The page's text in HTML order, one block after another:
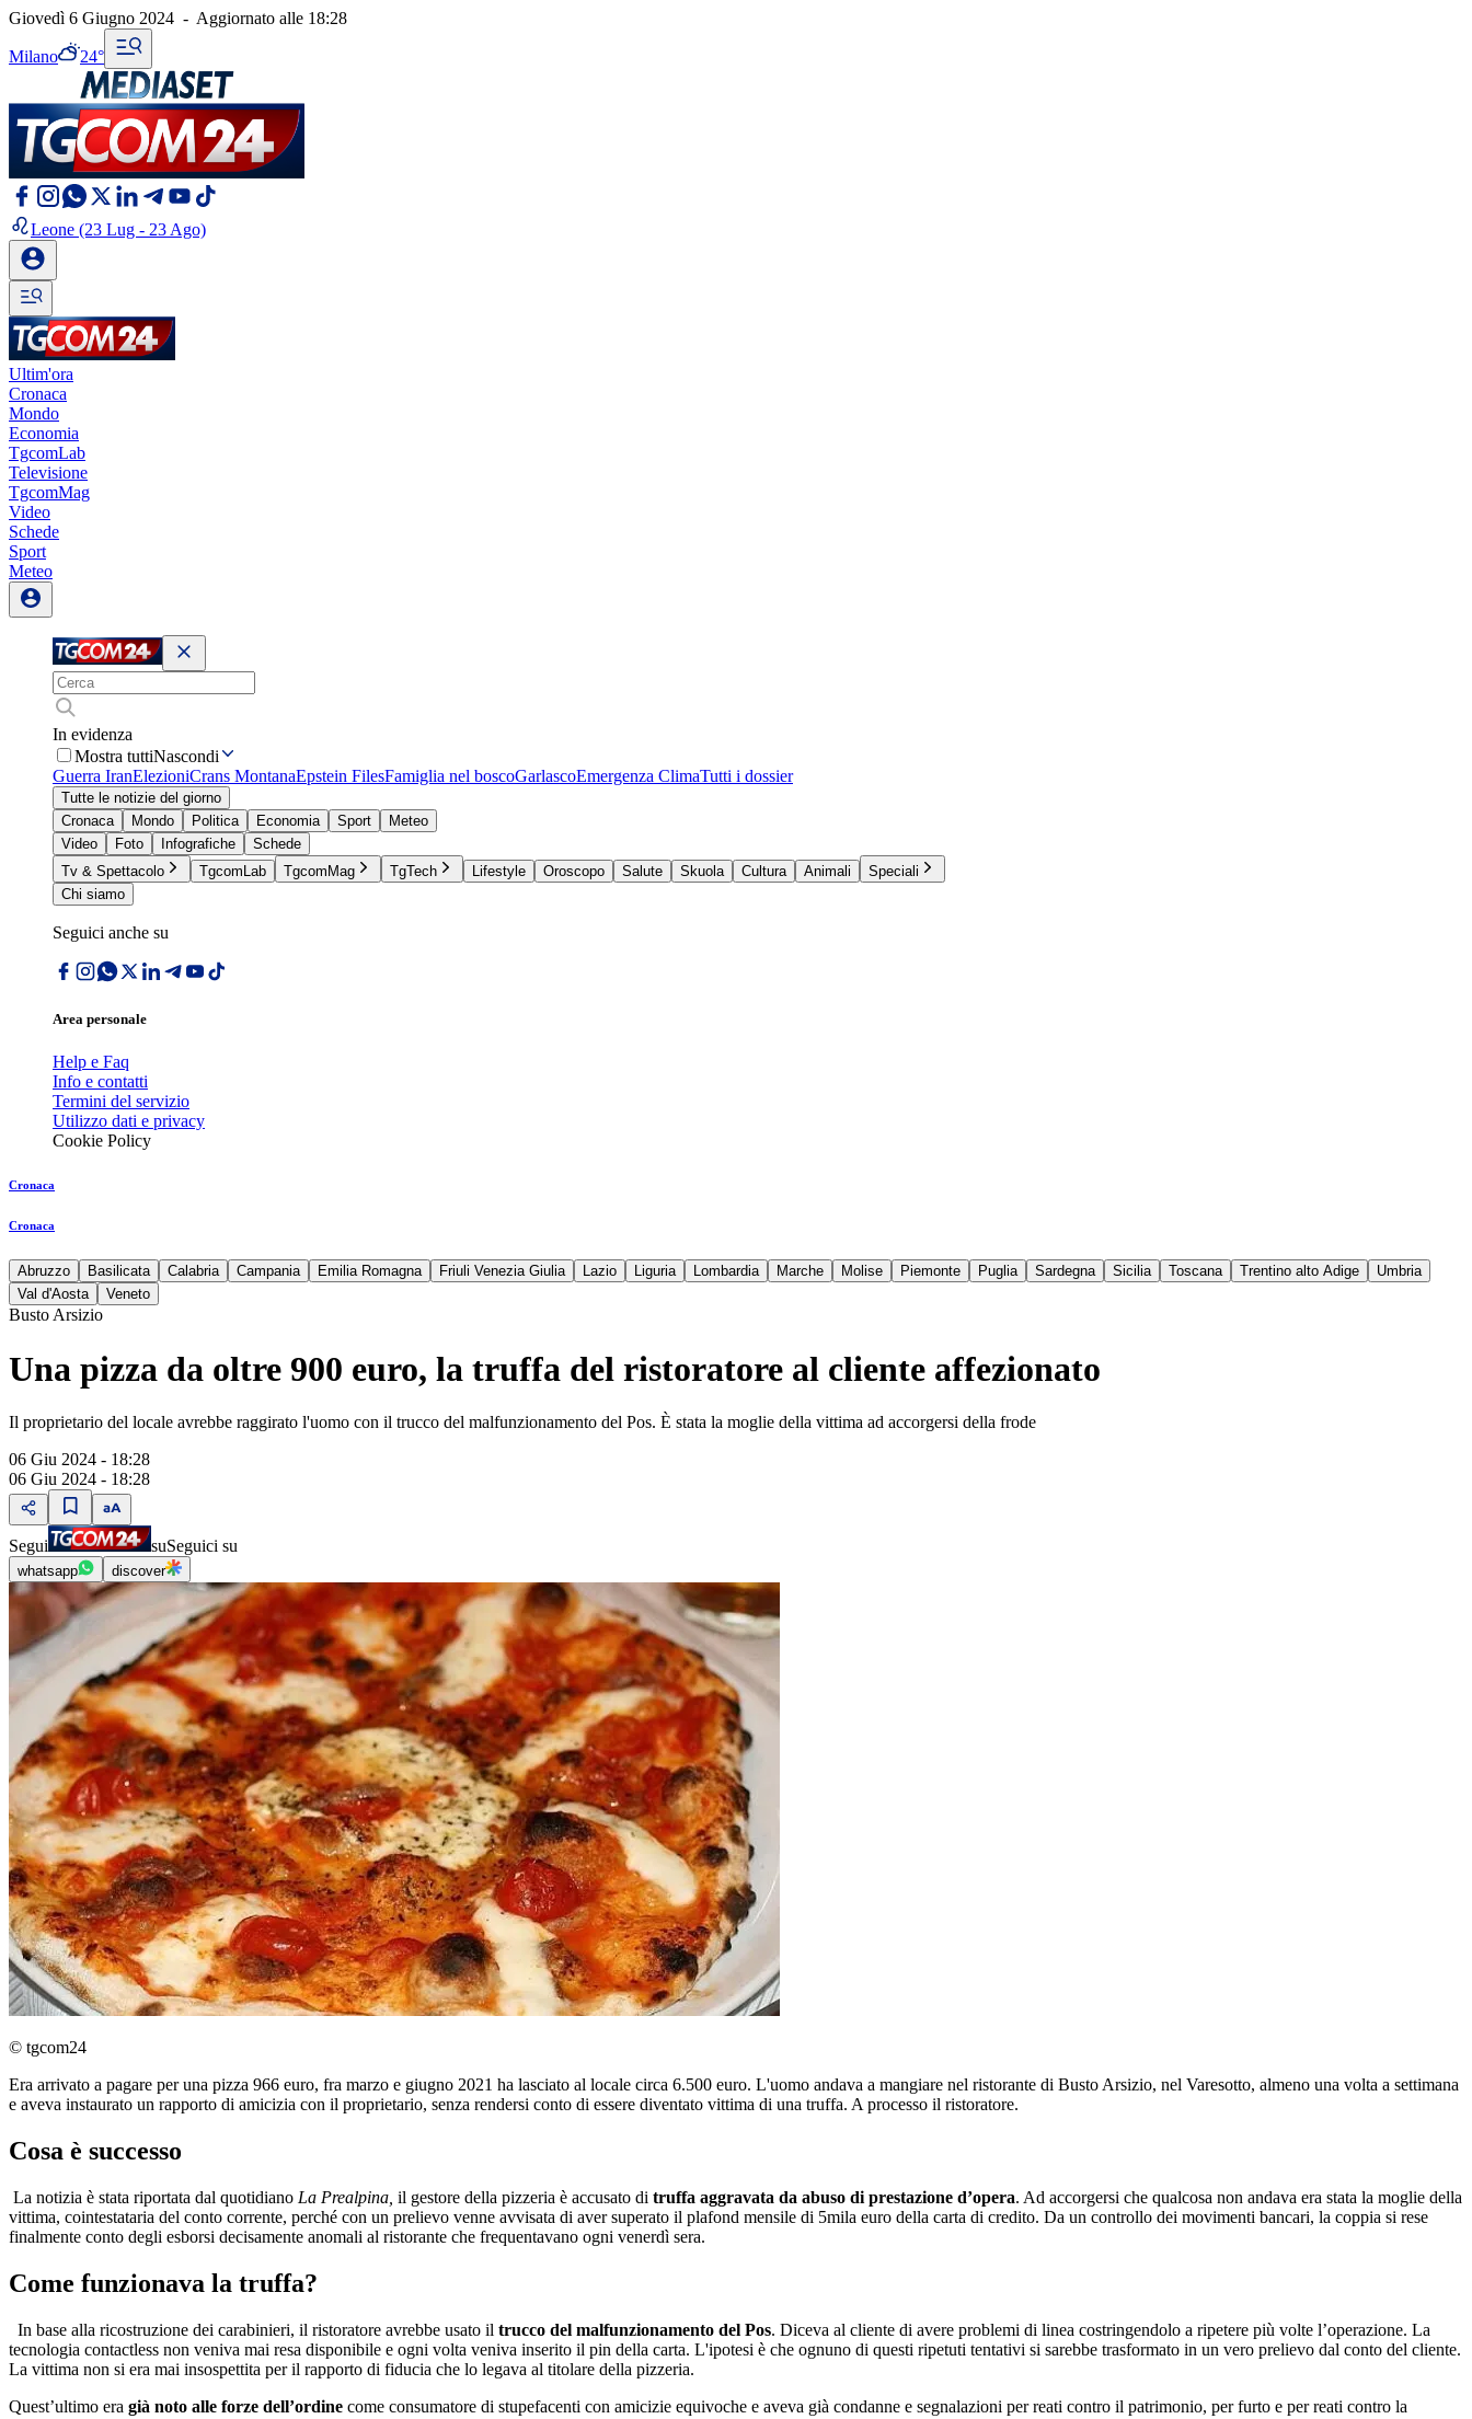
Giovedì 6 Giugno 2024 - Aggiornato alle 18:28
Milano 24°
Leone (23 Lug - 23 Ago)
Ultim'ora
Cronaca
Mondo
Economia
TgcomLab
Televisione
TgcomMag
Video
Schede
Sport
Meteo
In evidenza
Mostra tuttiNascondi
Guerra IranElezioniCrans MontanaEpstein FilesFamiglia nel boscoGarlascoEmergenza ClimaTutti i dossier
Tutte le notizie del giorno
Cronaca
Mondo Politica Economia Sport
Meteo
Video
Foto Infografiche
Schede
Tv & Spettacolo
TgcomLab TgcomMag TgTech Lifestyle Oroscopo Salute Skuola Cultura Animali
Speciali
Chi siamo
Seguici anche su
Area personale
Help e Faq
Info e contatti
Termini del servizio
Utilizzo dati e privacy
Cookie Policy
Cronaca
Cronaca
Abruzzo Basilicata Calabria Campania Emilia Romagna Friuli Venezia Giulia Lazio Liguria Lombardia Marche Molise Piemonte Puglia Sardegna Sicilia Toscana Trentino alto Adige
Umbria
Val d'Aosta
Veneto
Busto Arsizio
Una pizza da oltre 900 euro, la truffa del ristoratore al cliente affezionato
Il proprietario del locale avrebbe raggirato l'uomo con il trucco del malfunzionamento del Pos. È stata la moglie della vittima ad accorgersi della frode
06 Giu 2024 - 18:28
06 Giu 2024 - 18:28
Segui suSeguici su
whatsapp discover
© tgcom24
Era arrivato a pagare per una pizza 966 euro, fra marzo e giugno 2021 ha lasciato al locale circa 6.500 euro. L'uomo andava a mangiare nel ristorante di Busto Arsizio, nel Varesotto, almeno una volta a settimana
e aveva instaurato un rapporto di amicizia con il proprietario, senza rendersi conto di essere diventato vittima di una truffa. A processo il ristoratore.
Cosa è successo
La notizia è stata riportata dal quotidiano La Prealpina, il gestore della pizzeria è accusato di truffa aggravata da abuso di prestazione d’opera. Ad accorgersi che qualcosa non andava era stata la moglie della
vittima, cointestataria del conto corrente, perché con un prelievo venne avvisata di aver superato il plafond mensile di 5mila euro della carta di credito. Da un controllo dei movimenti bancari, la coppia si rese
finalmente conto degli esborsi decisamente anomali al ristorante che frequentavano ogni venerdì sera.
Come funzionava la truffa?
In base alla ricostruzione dei carabinieri, il ristoratore avrebbe usato il trucco del malfunzionamento del Pos. Diceva al cliente di avere problemi di linea costringendolo a ripetere più volte l’operazione. La
tecnologia contactless non veniva mai resa disponibile e ogni volta veniva inserito il pin della carta. L'ipotesi è che ognuno di questi ripetuti tentativi si sarebbe trasformato in un vero prelievo dal conto del cliente.
La vittima non si era mai insospettita per il rapporto di fiducia che lo legava al titolare della pizzeria.
Quest’ultimo era già noto alle forze dell’ordine come consumatore di stupefacenti con amicizie equivoche e aveva già condanne e segnalazioni per reati contro il patrimonio, per furto e per reati contro la